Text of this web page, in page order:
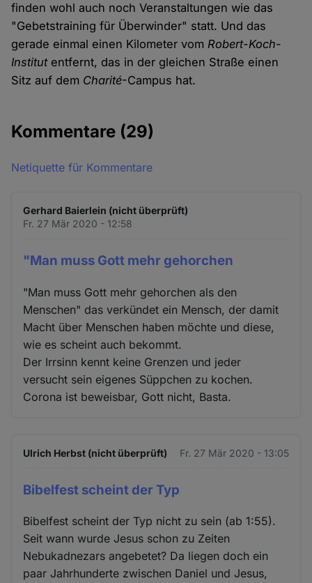
finden wohl auch noch Veranstaltungen wie das
"Gebetstraining für Überwinder" statt. Und das
gerade einmal einen Kilometer vomRobert-Koch-
Institutentfernt, das in der gleichen Straße einen
Sitz auf dem Charité-Campus hat.
Kommentare (29)
Netiquette für Kommentare
Gerhard Baierlein (nicht überprüft)
Fr. 27 Mär 2020 - 12:58
"Man muss Gott mehr gehorchen
"Man muss Gott mehr gehorchen als den
Menschen" das verkündet ein Mensch, der damit
Macht über Menschen haben möchte und diese,
wie es scheint auch bekommt.
Der Irrsinn kennt keine Grenzen und jeder
versucht sein eigenes Süppchen zu kochen.
Corona ist beweisbar, Gott nicht, Basta.
Ulrich Herbst (nicht überprüft) Fr. 27 Mär 2020 - 13:05
Bibelfest scheint der Typ
Bibelfest scheint der Typ nicht zu sein (ab 1:55).
Seit wann wurde Jesus schon zu Zeiten
Nebukadnezars angebetet? Da liegen doch ein
paar Jahrhunderte zwischen Daniel und Jesus,